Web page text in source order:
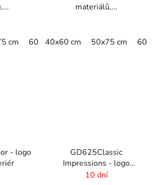
cm 60x90 cm 60x180 cm
materiálů,...
40x60 cm 50x75 cm
- logo
GD625Classic
Impressions - logo
rohož s vlastním
10 dní